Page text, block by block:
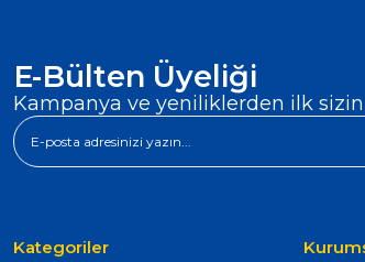
E-Bülten Üyeliği
Kampanya ve yeniliklerden ilk
Kategoriler